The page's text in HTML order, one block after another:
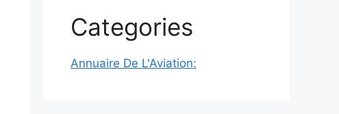
Categories
Annuaire De L'Aviation: